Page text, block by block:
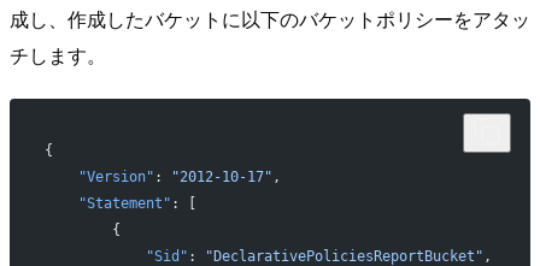
成し、作成したバケットに以下のバケットポリシーをアタッ
チします。
{
    "Version"
: "2012-10-17" ,
    "Statement"
: [
        {
            "Sid"
: "DeclarativePoliciesReportBucket" ,